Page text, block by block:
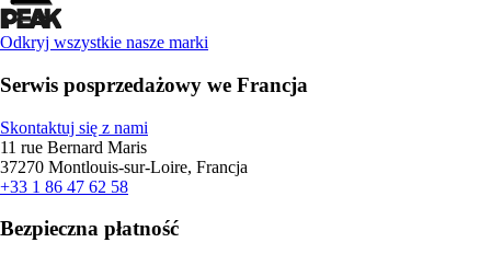
Odkryj wszystkie nasze marki
Serwis posprzedażowy we Francja
Skontaktuj się z nami
11 rue Bernard Maris
37270 Montlouis-sur-Loire, Francja
+33 1 86 47 62 58
Bezpieczna płatność